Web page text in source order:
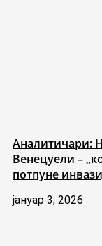
Аналитичари:
Венецуели –
потпуне
јануар 3, 2026